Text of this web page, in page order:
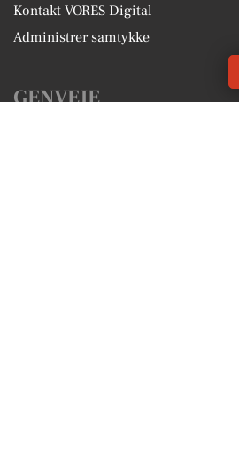
Kontakt VORES Digital
Administrer samtykke
GENVEJE